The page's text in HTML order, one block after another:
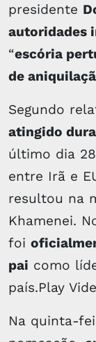
presidente
autoridades
“escória
de
Segundo
atingido
último dia
entre Irã e
resultou na
Khamenei.
foi
pai como
país.Play
Na quinta-